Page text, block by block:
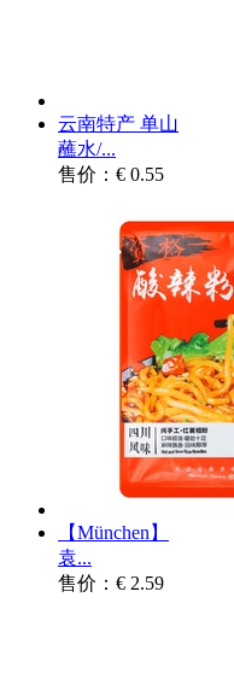
云南特产 单山
蘸水/...
售价：€ 0.55
【München】
袁...
售价：€ 2.59